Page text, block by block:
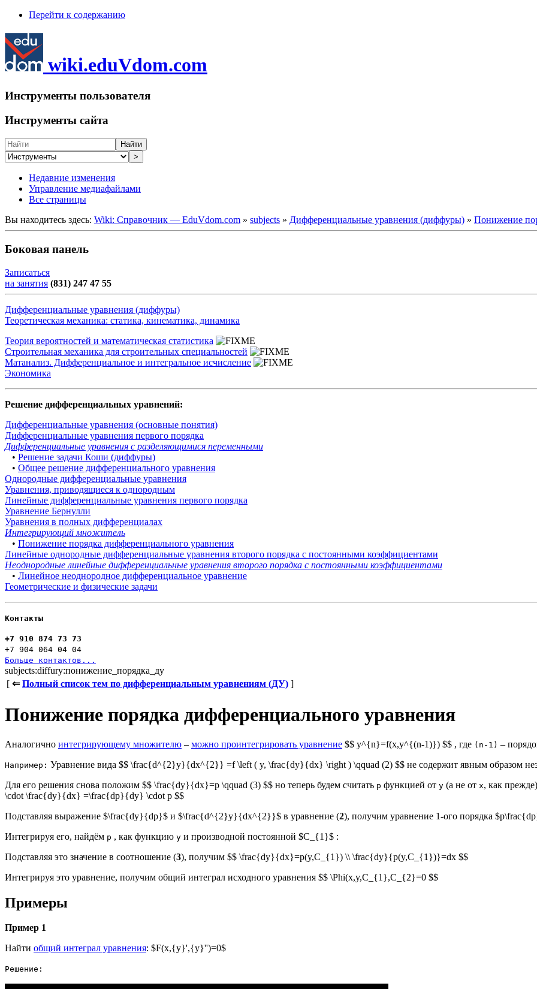
Перейти к содержанию
wiki.eduVdom.com
Инструменты пользователя
Инструменты сайта
Найти
>
Недавние изменения
Управление медиафайлами
Все страницы
Вы находитесь здесь: Wiki: Справочник — EduVdom.com » subjects » Дифференциальные уравнения (диффуры) » Понижение
Боковая панель
Записаться
на занятия (831) 247 47 55
Дифференциальные уравнения (диффуры)
Теоретическая механика: статика, кинематика, динамика
Теория вероятностей и математическая статистика
Строительная механика для строительных специальностей
Матанализ. Дифференциальное и интегральное исчисление
Экономика
Решение дифференциальных уравнений:
Дифференциальные уравнения (основные понятия)
Дифференциальные уравнения первого порядка
Дифференциальные уравнения с разделяющимися переменными
• Решение задачи Коши (диффуры)
• Общее решение дифференциального уравнения
Однородные дифференциальные уравнения
Уравнения, приводящиеся к однородным
Линейные дифференциальные уравнения первого порядка
Уравнение Бернулли
Уравнения в полных дифференциалах
Интегрирующий множитель
• Понижение порядка дифференциального уравнения
Линейные однородные дифференциальные уравнения второго порядка с постоянными коэффициентами
Неоднородные линейные дифференциальные уравнения второго порядка с постоянными коэффициентами
• Линейное неоднородное дифференциальное уравнение
Геометрические и физические задачи
Контакты
+7 910 874 73 73
+7 904 064 04 04
Больше контактов...
subjects:diffury:понижение_порядка_ду
[ ⇐Полный список тем по дифференциальным уравнениям (ДУ) ]
Понижение порядка дифференциального уравнения
Аналогично интегрирующему множителю – можно проинтегрировать уравнение $$ y^{n}=f(x,y^{(n-1)}) $$ , где (n-1) –
Например: Уравнение вида $$ \frac{d^{2}y}{dx^{2}} =f \left ( y, \frac{dy}{dx} \right ) \qquad (2) $$ не содержит явным образом
Для его решения снова положим $$ \frac{dy}{dx}=p \qquad (3) $$ но теперь будем считать p функцией от y (а не от x, как
\cdot \frac{dy}{dx} =\frac{dp}{dy} \cdot p $$
Подставляя выражение $\frac{dy}{dp}$ и $\frac{d^{2}y}{dx^{2}}$ в уравнение (2), получим уравнение 1-ого порядка
Интегрируя его, найдём p , как функцию y и производной постоянной $C_{1}$ :
Подставляя это значение в соотношение (3), получим $$ \frac{dy}{dx}=p(y,C_{1}) \\ \frac{dy}{p(y,C_{1})}=dx $$
Интегрируя это уравнение, получим общий интеграл исходного уравнения $$ \Phi(x,y,C_{1},C_{2}=0 $$
Примеры
Пример 1
Найти общий интеграл уравнения: $F(x,{y}',{y}'')=0$
Решение: